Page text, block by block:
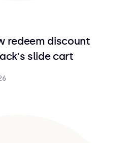
redeem discount
slide cart